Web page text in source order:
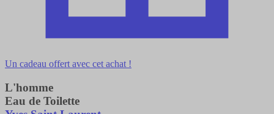
Un cadeau offert avec cet achat !
L'homme
Eau de Toilette